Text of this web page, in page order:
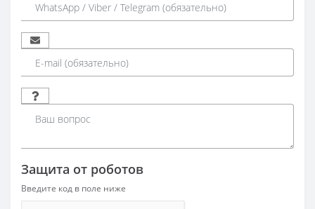
Защита от роботов
Введите код в поле ниже